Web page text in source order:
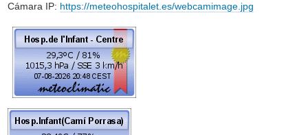
Cámara IP: https://meteohospitalet.es/webcamimage.jpg